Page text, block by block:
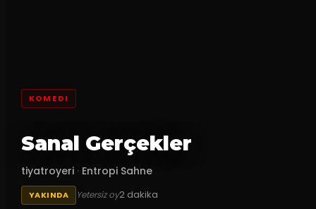
KOMEDI
Sanal Gerçekler
tiyatroyeri · Entropi Sahne
YAKINDA Yetersiz oy2 dakika